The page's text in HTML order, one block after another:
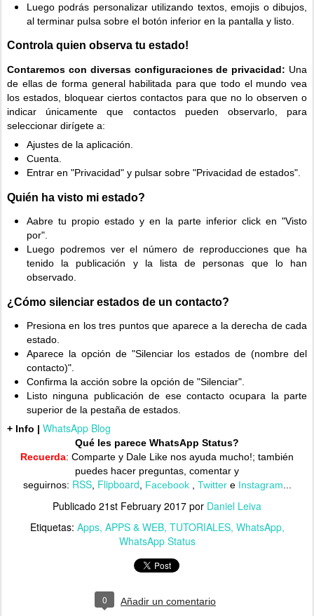
Luego podrás personalizar utilizando textos, emojis o dibujos,
al terminar pulsa sobre el botón inferior en la pantalla y listo.
Controla quien observa tu estado!
Contaremos con diversas configuraciones de privacidad: Una
de ellas de forma general habilitada para que todo el mundo vea
los estados, bloquear ciertos contactos para que no lo observen o
indicar únicamente que contactos pueden observarlo, para
seleccionar dirígete a:
Ajustes de la aplicación.
Cuenta.
Entrar en "Privacidad" y pulsar sobre "Privacidad de estados".
Quién ha visto mi estado?
Aabre tu propio estado y en la parte inferior click en "Visto
por".
Luego podremos ver el número de reproducciones que ha
tenido la publicación y la lista de personas que lo han
observado.
¿Cómo silenciar estados de un contacto?
Presiona en los tres puntos que aparece a la derecha de cada
estado.
Aparece la opción de "Silenciar los estados de (nombre del
contacto)".
Confirma la acción sobre la opción de "Silenciar".
Listo ninguna publicación de ese contacto ocupara la parte
superior de la pestaña de estados.
+ Info | WhatsApp Blog
Qué les parece WhatsApp Status?
Recuerda: Comparte y Dale Like nos ayuda mucho!; también
puedes hacer preguntas, comentar y
seguirnos: RSS, Flipboard, Facebook , Twittere Instagram...
Publicado 21st February 2017 por Daniel Leiva
Etiquetas: Apps APPS & WEB TUTORIALES WhatsApp
WhatsApp Status
0 Añadir un comentario